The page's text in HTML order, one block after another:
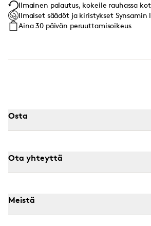
Ilmainen palautus, kokeile rauhassa
Ilmaiset säädöt ja kiristykset Synsamin
Aina 30 päivän peruuttamisoikeus
Osta
Ota yhteyttä
Meistä